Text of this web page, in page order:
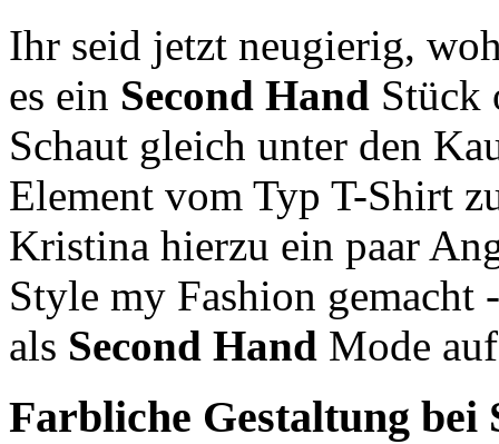
Ihr seid jetzt neugierig,
es ein Second Hand Stück
Schaut gleich unter den
Element vom Typ T-Shirt
Kristina hierzu ein paar
Style my Fashion
als Second Hand Mode
Farbliche Gestaltung